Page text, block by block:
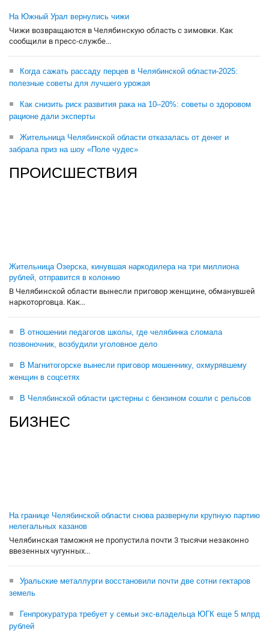
На Южный Урал вернулись чижи
Чижи возвращаются в Челябинскую область с зимовки. Как
сообщили в пресс-службе...
Когда сажать рассаду перцев в Челябинской области-2025:
полезные советы для лучшего урожая
Как снизить риск развития рака на 10–20%: советы о здоровом
рационе дали эксперты
Жительница Челябинской области отказалась от денег и
забрала приз на шоу «Поле чудес»
ПРОИСШЕСТВИЯ
Жительница Озерска, кинувшая наркодилера на три миллиона
рублей, отправится в колонию
В Челябинской области вынесли приговор женщине, обманувшей
наркоторговца. Как...
В отношении педагогов школы, где челябинка сломала
позвоночник, возбудили уголовное дело
В Магнитогорске вынесли приговор мошеннику, охмурявшему
женщин в соцсетях
В Челябинской области цистерны с бензином сошли с рельсов
БИЗНЕС
На границе Челябинской области снова развернули крупную партию
нелегальных казанов
Челябинская таможня не пропустила почти 3 тысячи незаконно
ввезенных чугунных...
Уральские металлурги восстановили почти две сотни гектаров
земель
Генпрокуратура требует у семьи экс-владельца ЮГК еще 5 млрд
рублей